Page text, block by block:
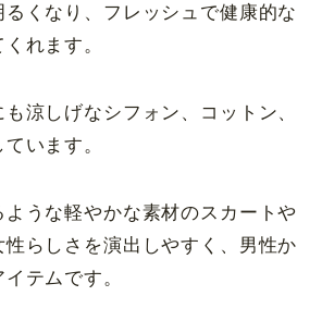
くなり、フレッシュで健康的な
れます。
涼しげなシフォン、コットン、
います。
うな軽やかな素材のスカートや
性らしさを演出しやすく、男性か
テムです。